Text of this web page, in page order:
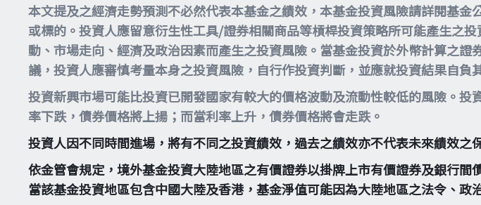
本文提及之經濟走勢預測不必然代表本基金之績效，本基金投資風險請詳閱基
或標的。投資人應留意衍生性工具/證券相關商品等槓桿投資策略所可能產生之
動、市場走向、經濟及政治因素而產生之投資風險。當基金投資於外幣計算之
議，投資人應審慎考量本身之投資風險，自行作投資判斷，並應就投資結果自負
投資新興市場可能比投資已開發國家有較大的價格波動及流動性較低的風險。
率下跌，債券價格將上揚；而當利率上升，債券價格將會走跌。
投資人因不同時間進場，將有不同之投資績效，過去之績效亦不代表未來績效之
依金管會規定，境外基金投資大陸地區之有價證券以掛牌上市有價證券及銀行
當該基金投資地區包含中國大陸及香港，基金淨值可能因為大陸地區之法令、政